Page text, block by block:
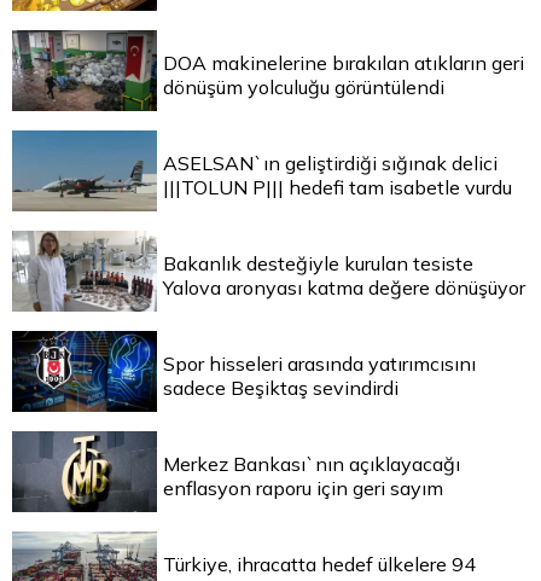
DOA makinelerine bırakılan atıkların geri
dönüşüm yolculuğu görüntülendi
ASELSAN`ın geliştirdiği sığınak delici
|||TOLUN P||| hedefi tam isabetle vurdu
Bakanlık desteğiyle kurulan tesiste
Yalova aronyası katma değere dönüşüyor
Spor hisseleri arasında yatırımcısını
sadece Beşiktaş sevindirdi
Merkez Bankası`nın açıklayacağı
enflasyon raporu için geri sayım
Türkiye, ihracatta hedef ülkelere 94